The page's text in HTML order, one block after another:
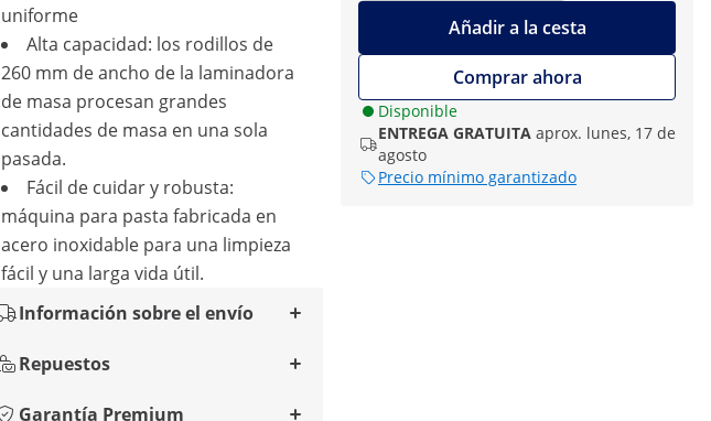
Añadir a la cesta
Comprar ahora
Disponible
ENTREGA GRATUITA aprox. lunes, 17 de
agosto
Precio mínimo garantizado
uniforme
Alta capacidad: los rodillos de
260 mm de ancho de la laminadora
de masa procesan grandes
cantidades de masa en una sola
pasada.
Fácil de cuidar y robusta:
máquina para pasta fabricada en
acero inoxidable para una limpieza
fácil y una larga vida útil.
Información sobre el envío
Repuestos
Garantía Premium